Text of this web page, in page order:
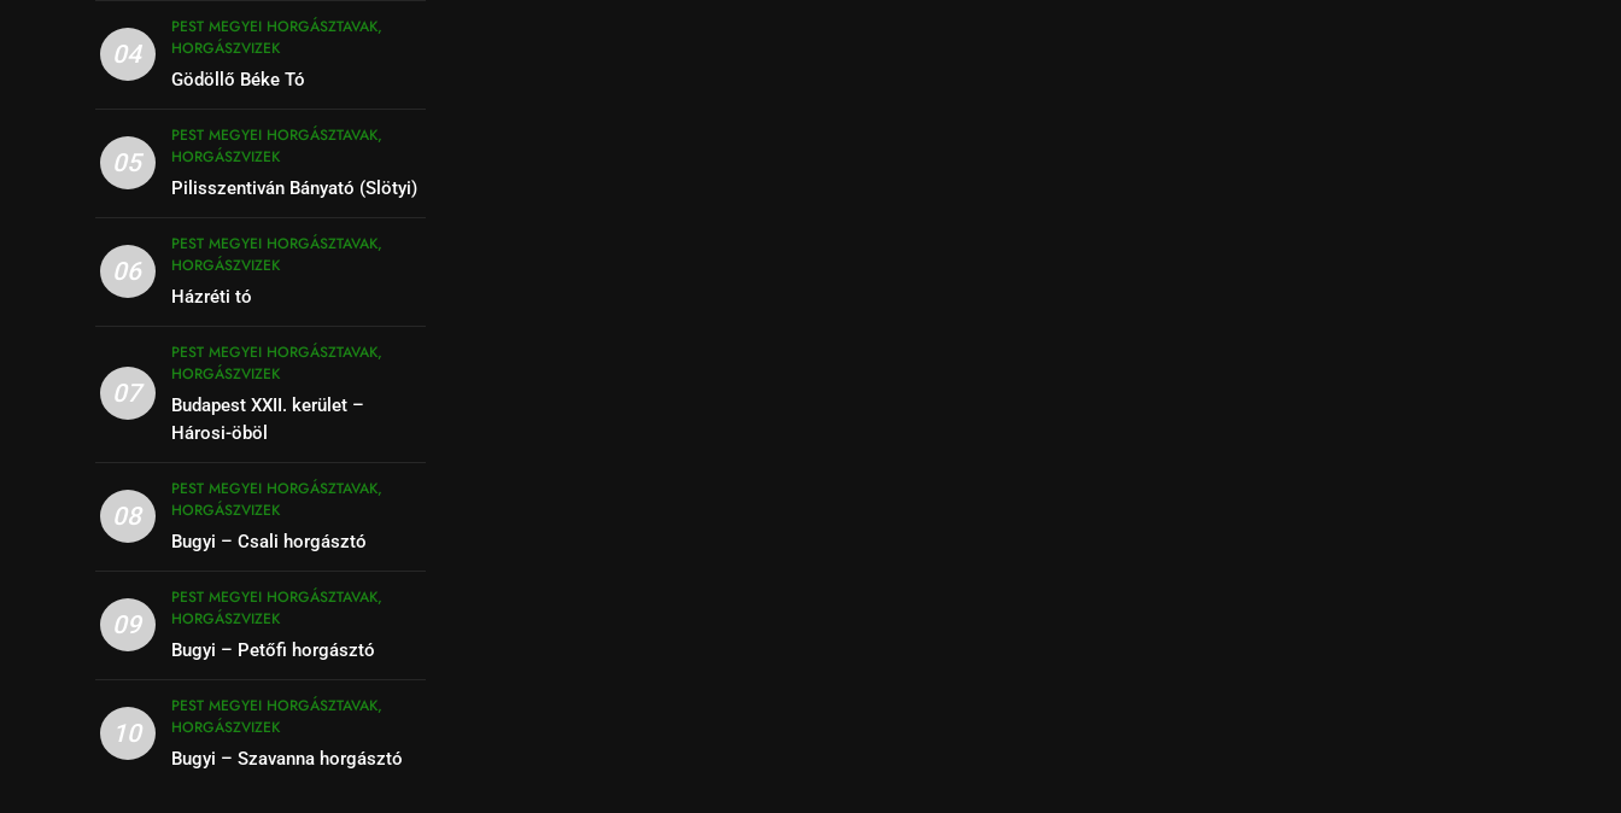
04
PEST MEGYEI HORGÁSZTAVAK,
HORGÁSZVIZEK
Gödöllő Béke Tó
05
PEST MEGYEI HORGÁSZTAVAK,
HORGÁSZVIZEK
Pilisszentiván Bányató (Slötyi)
06
PEST MEGYEI HORGÁSZTAVAK,
HORGÁSZVIZEK
Házréti tó
07
PEST MEGYEI HORGÁSZTAVAK,
HORGÁSZVIZEK
Budapest XXII. kerület –
Hárosi-öböl
08
PEST MEGYEI HORGÁSZTAVAK,
HORGÁSZVIZEK
Bugyi – Csali horgásztó
09
PEST MEGYEI HORGÁSZTAVAK,
HORGÁSZVIZEK
Bugyi – Petőfi horgásztó
10
PEST MEGYEI HORGÁSZTAVAK,
HORGÁSZVIZEK
Bugyi – Szavanna horgásztó